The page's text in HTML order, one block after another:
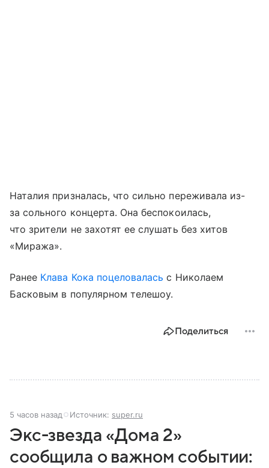
Наталия призналась, что сильно переживала из-
за сольного концерта. Она беспокоилась,
что зрители не захотят ее слушать без хитов
«Миража».
Ранее Клава Кока поцеловалась с Николаем
Басковым в популярном телешоу.
Поделиться
5 часов назад Источник: super.ru
Экс-звезда «Дома 2»
сообщила о важном событии: